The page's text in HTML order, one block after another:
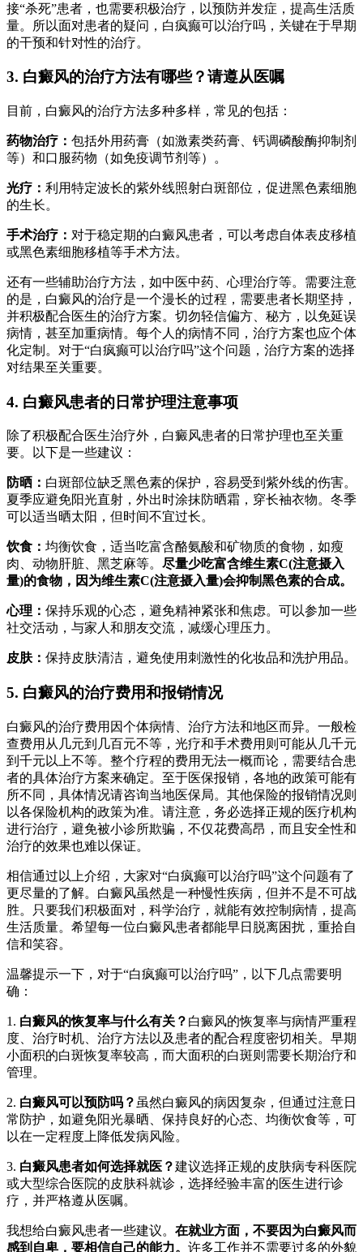
接“杀死”患者，也需要积极治疗，以预防并发症，提高生活质
量。所以面对患者的疑问，白疯癫可以治疗吗，关键在于早期
的干预和针对性的治疗。
3. 白癜风的治疗方法有哪些？请遵从医嘱
目前，白癜风的治疗方法多种多样，常见的包括：
药物治疗： 包括外用药膏（如激素类药膏、钙调磷酸酶抑制剂
等）和口服药物（如免疫调节剂等）。
光疗： 利用特定波长的紫外线照射白斑部位，促进黑色素细胞
的生长。
手术治疗： 对于稳定期的白癜风患者，可以考虑自体表皮移植
或黑色素细胞移植等手术方法。
还有一些辅助治疗方法，如中医中药、心理治疗等。需要注意
的是，白癜风的治疗是一个漫长的过程，需要患者长期坚持，
并积极配合医生的治疗方案。切勿轻信偏方、秘方，以免延误
病情，甚至加重病情。每个人的病情不同，治疗方案也应个体
化定制。对于“白疯癫可以治疗吗”这个问题，治疗方案的选择
对结果至关重要。
4. 白癜风患者的日常护理注意事项
除了积极配合医生治疗外，白癜风患者的日常护理也至关重
要。以下是一些建议：
防晒： 白斑部位缺乏黑色素的保护，容易受到紫外线的伤害。
夏季应避免阳光直射，外出时涂抹防晒霜，穿长袖衣物。冬季
可以适当晒太阳，但时间不宜过长。
饮食： 均衡饮食，适当吃富含酪氨酸和矿物质的食物，如瘦
肉、动物肝脏、黑芝麻等。 尽量少吃富含维生素C(注意摄入
量)的食物，因为维生素C(注意摄入量)会抑制黑色素的合成。
心理： 保持乐观的心态，避免精神紧张和焦虑。可以参加一些
社交活动，与家人和朋友交流，减缓心理压力。
皮肤： 保持皮肤清洁，避免使用刺激性的化妆品和洗护用品。
5. 白癜风的治疗费用和报销情况
白癜风的治疗费用因个体病情、治疗方法和地区而异。一般检
查费用从几元到几百元不等，光疗和手术费用则可能从几千元
到千元以上不等。整个疗程的费用无法一概而论，需要结合患
者的具体治疗方案来确定。至于医保报销，各地的政策可能有
所不同，具体情况请咨询当地医保局。其他保险的报销情况则
以各保险机构的政策为准。请注意，务必选择正规的医疗机构
进行治疗，避免被小诊所欺骗，不仅花费高昂，而且安全性和
治疗的效果也难以保证。
相信通过以上介绍，大家对“白疯癫可以治疗吗”这个问题有了
更尽量的了解。白癜风虽然是一种慢性疾病，但并不是不可战
胜。只要我们积极面对，科学治疗，就能有效控制病情，提高
生活质量。希望每一位白癜风患者都能早日脱离困扰，重拾自
信和笑容。
温馨提示一下，对于“白疯癫可以治疗吗”，以下几点需要明
确：
1. 白癜风的恢复率与什么有关？ 白癜风的恢复率与病情严重程
度、治疗时机、治疗方法以及患者的配合程度密切相关。早期
小面积的白斑恢复率较高，而大面积的白斑则需要长期治疗和
管理。
2. 白癜风可以预防吗？ 虽然白癜风的病因复杂，但通过注意日
常防护，如避免阳光暴晒、保持良好的心态、均衡饮食等，可
以在一定程度上降低发病风险。
3. 白癜风患者如何选择就医？建议选择正规的皮肤病专科医院
或大型综合医院的皮肤科就诊，选择经验丰富的医生进行诊
疗，并严格遵从医嘱。
我想给白癜风患者一些建议。 在就业方面，不要因为白癜风而
感到自卑，要相信自己的能力。 许多工作并不需要过多的外貌